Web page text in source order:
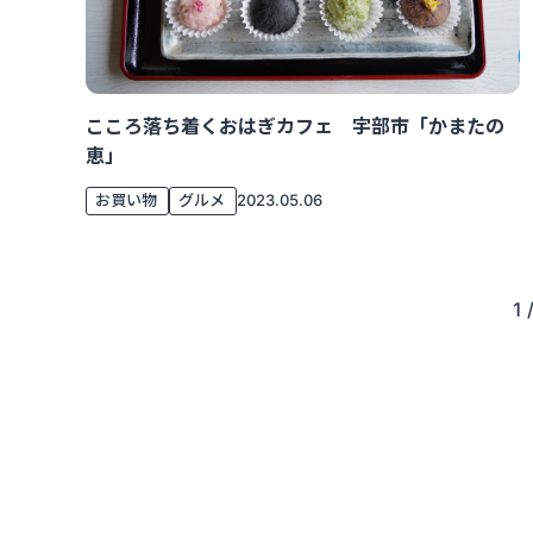
こころ落ち着くおはぎカフェ 宇部市「かまたの
恵」
お買い物 グルメ 2023.05.06
1